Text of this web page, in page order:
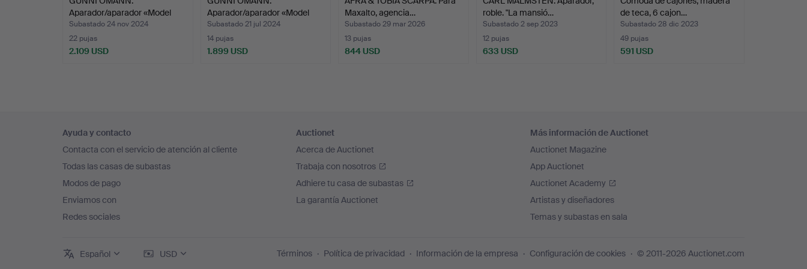
Aparador/aparador «Model
#18»…
Subastado 24 nov 2024
22 pujas
2.109 USD
Aparador/aparador «Model
#18»…
Subastado 21 jul 2024
14 pujas
1.899 USD
Maxalto, agencia…
Subastado 29 mar 2026
13 pujas
844 USD
roble. "La mansió…
Subastado 2 sep 2023
12 pujas
633 USD
de teca, 6 cajon…
Subastado 28 dic 2023
49 pujas
591 USD
en
el
pie
de
página
Ayuda y contacto
Contacta con el servicio de atención al cliente
Todas las casas de subastas
Modos de pago
Enviamos con
Redes sociales
Auctionet
Acerca de Auctionet
Trabaja con nosotros
Adhiere tu casa de subastas
La garantía Auctionet
Más información de Auctionet
Auctionet Magazine
App Auctionet
Auctionet Academy
Artistas y diseñadores
Temas y subastas en sala
Español USD Términos Política de privacidad Información de la empresa Configuración de cookies © 2011-2026 Auctionet.com